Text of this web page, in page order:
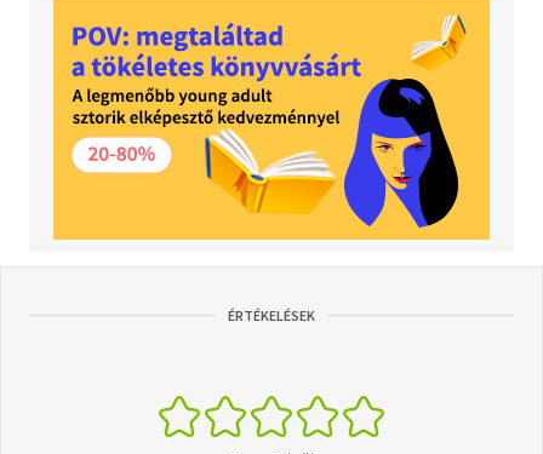
ÉRTÉKELÉSEK